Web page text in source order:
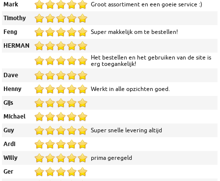
Mark Groot assortiment en een goeie service :)
Timothy
Feng Super makkelijk om te bestellen!
HERMAN
Het bestellen en het gebruiken van de site is
erg toegankelijk!
Dave
Henny Werkt in alle opzichten goed.
Gijs
Michael
Guy Super snelle levering altijd
Ardi
Willy prima geregeld
Ger